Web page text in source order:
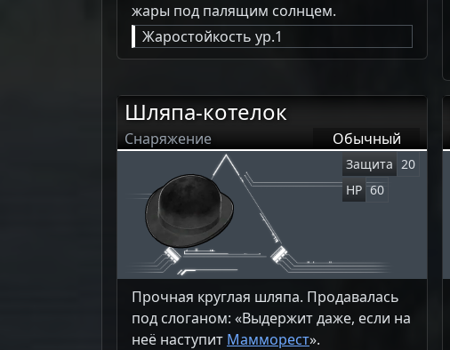
жары под палящим солнцем.
Жаростойкость ур.1
Шляпа-котелок
Снаряжение Обычный
Защита 20
HP 60
Прочная круглая шляпа. Продавалась
под слоганом: «Выдержит даже, если на
неё наступит Мамморест».